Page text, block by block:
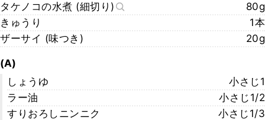
タケノコの水煮 (細切り)
80g
きゅうり
1本
ザーサイ (味つき)
20g
(A)
しょうゆ
小さじ1
ラー油
小さじ1/2
すりおろしニンニク
小さじ1/3